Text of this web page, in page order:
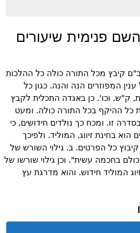
פנימית שיעורים
קיבץ מכל התורה כולה כל ההלכות
ענין המפוזרים הנה והנה. כגון כל
ק"ש, וכו'. כן באגדה התכלית לקבץ
כל ההיקף בכל התורה כולה. ומעט
זו. ומכח כך נולדים חידושים, כי
הוא בחינת זיווג, המוליד. ולפיכך
כל הפרטים. ב. גילוי השורש של
בחכמה עשית". וכן גילוי שורשו של
המוליד חידוש. והוא מדרגת עץ